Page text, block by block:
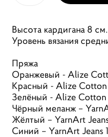
Высота кардигана 8
Уровень вязания
Пряжа
Оранжевый - Alize
Красный - Alize
Зелёный - Alize Cotton
Чёрный меланж –
Жёлтый – YarnArt
Синий – YarnArt Jeans